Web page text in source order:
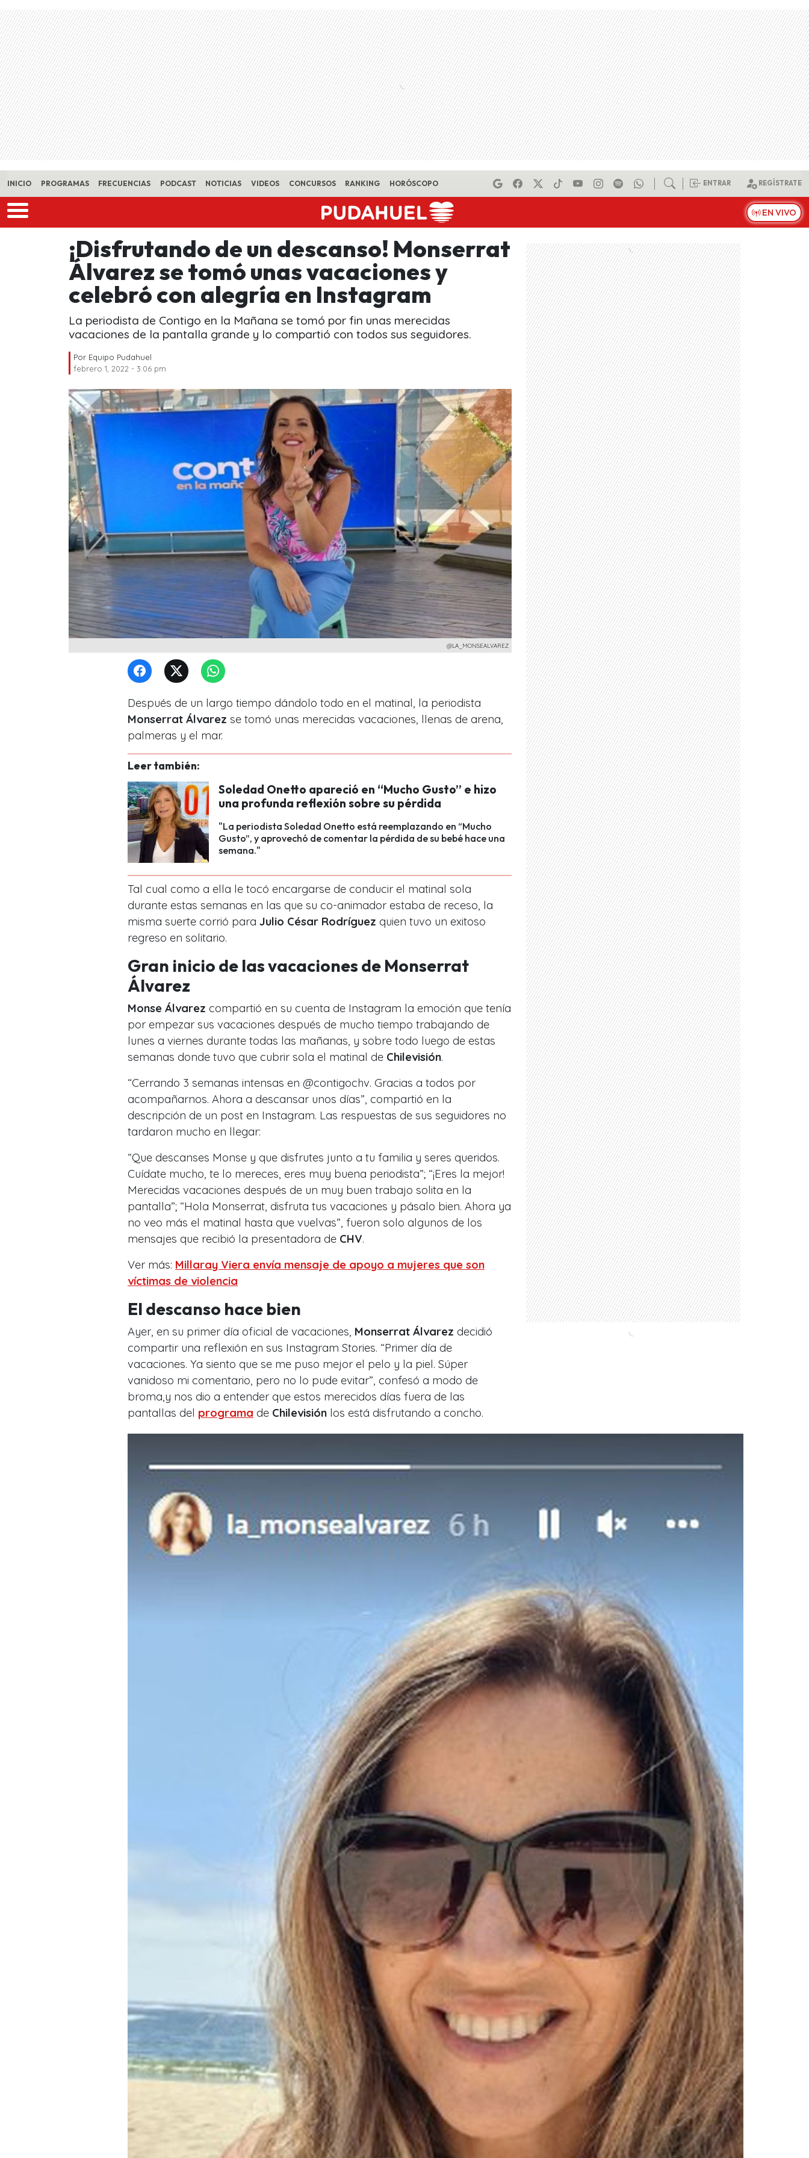
Skip to main content
INICIO PROGRAMAS FRECUENCIAS PODCAST NOTICIAS VIDEOS CONCURSOS RANKING HORÓSCOPO ENTRAR REGÍSTRATE
EN VIVO
¡Disfrutando de un descanso! Monserrat
Álvarez se tomó unas vacaciones y
celebró con alegría en Instagram
La periodista de Contigo en la Mañana se tomó por fin unas merecidas
vacaciones de la pantalla grande y lo compartió con todos sus seguidores.
Por Equipo Pudahuel
febrero 1, 2022 - 3:06 pm
@LA_MONSEALVAREZ
Después de un largo tiempo dándolo todo en el matinal, la periodista
Monserrat Álvarez se tomó unas merecidas vacaciones, llenas de arena,
palmeras y el mar.
Leer también:
Soledad Onetto apareció en “Mucho Gusto” e hizo
una profunda reflexión sobre su pérdida
"La periodista Soledad Onetto está reemplazando en “Mucho
Gusto”, y aprovechó de comentar la pérdida de su bebé hace una
semana."
Tal cual como a ella le tocó encargarse de conducir el matinal sola
durante estas semanas en las que su co-animador estaba de receso, la
misma suerte corrió para Julio César Rodríguez quien tuvo un exitoso
regreso en solitario.
Gran inicio de las vacaciones de Monserrat
Álvarez
Monse Álvarez compartió en su cuenta de Instagram la emoción que tenía
por empezar sus vacaciones después de mucho tiempo trabajando de
lunes a viernes durante todas las mañanas, y sobre todo luego de estas
semanas donde tuvo que cubrir sola el matinal de Chilevisión.
“Cerrando 3 semanas intensas en @contigochv. Gracias a todos por
acompañarnos. Ahora a descansar unos días”, compartió en la
descripción de un post en Instagram. Las respuestas de sus seguidores no
tardaron mucho en llegar:
“Que descanses Monse y que disfrutes junto a tu familia y seres queridos.
Cuídate mucho, te lo mereces, eres muy buena periodista”; “¡Eres la mejor!
Merecidas vacaciones después de un muy buen trabajo solita en la
pantalla”; “Hola Monserrat, disfruta tus vacaciones y pásalo bien. Ahora ya
no veo más el matinal hasta que vuelvas”, fueron solo algunos de los
mensajes que recibió la presentadora de CHV.
Ver más: Millaray Viera envía mensaje de apoyo a mujeres que son
víctimas de violencia
El descanso hace bien
Ayer, en su primer día oficial de vacaciones, Monserrat Álvarez decidió
compartir una reflexión en sus Instagram Stories. “Primer día de
vacaciones. Ya siento que se me puso mejor el pelo y la piel. Súper
vanidoso mi comentario, pero no lo pude evitar”, confesó a modo de
broma,y nos dio a entender que estos merecidos días fuera de las
pantallas del programa de Chilevisión los está disfrutando a concho.